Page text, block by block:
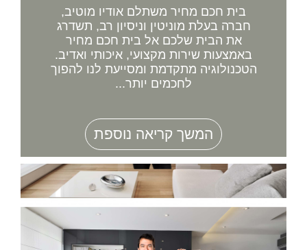
בית חכם מחיר משתלם אודיו מוטיב,
חברה בעלת מוניטין וניסיון רב, תשדרג
את הבית שלכם אל בית חכם מחיר
באמצעות שירות מקצועי, איכותי ואדיב.
הטכנולוגיה מתקדמת ומסייעת לנו להפוך
לחכמים יותר...
המשך קריאה נוספת